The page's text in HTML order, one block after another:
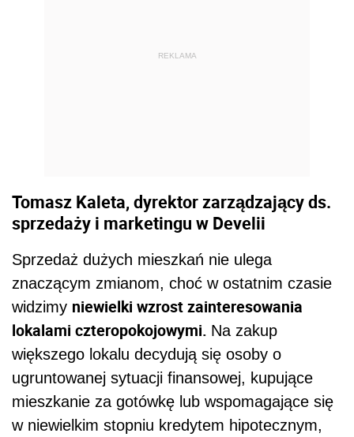
REKLAMA
Tomasz Kaleta, dyrektor zarządzający ds.
sprzedaży i marketingu w Develii
Sprzedaż dużych mieszkań nie ulega
znaczącym zmianom, choć w ostatnim czasie
widzimy niewielki wzrost zainteresowania
lokalami czteropokojowymi. Na zakup
większego lokalu decydują się osoby o
ugruntowanej sytuacji finansowej, kupujące
mieszkanie za gotówkę lub wspomagające się
w niewielkim stopniu kredytem hipotecznym,